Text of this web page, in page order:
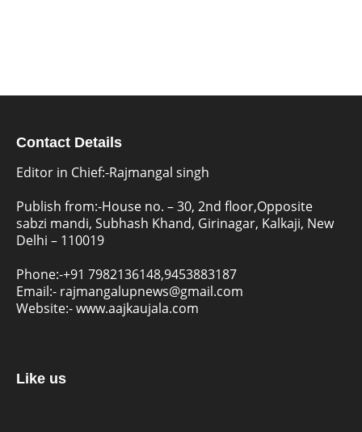
Contact Details
Editor in Chief:-Rajmangal singh
Publish from:-House no. – 30, 2nd floor,Opposite
sabzi mandi, Subhash Khand, Girinagar, Kalkaji, New
Delhi – 110019
Phone:-+91 7982136148,9453883187
Email:- rajmangalupnews@gmail.com
Website:-www.aajkaujala.com
Like us